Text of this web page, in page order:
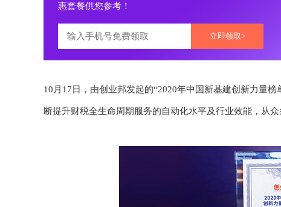
惠套餐供您参考！
立即领取>
10月17日，由创业邦发起的“2020年中国新基建创新力量
断提升财税全生命周期服务的自动化水平及行业效能，从